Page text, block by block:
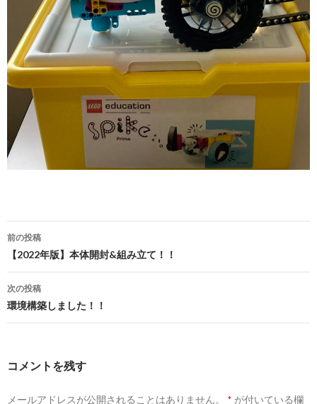
投
稿
ゲ
シ
ン
前の投稿
【2022年版】本体開封&組み立て！！
次の投稿
環境構築しました！！
コメントを残す
メールアドレスが公開されることはありません。 * が付いている欄